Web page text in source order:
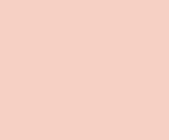
00:01:54:
00:02:00:
00:02:08: ist